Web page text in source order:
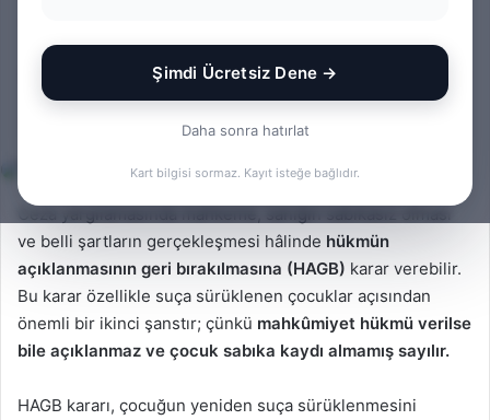
Şimdi Ücretsiz Dene →
Daha sonra hatırlat
Kart bilgisi sormaz. Kayıt isteğe bağlıdır.
Örneği (Çocuk Yargılaması)
posta
göndermek
436 1 dakika okuma süresi
ve belli şartların gerçekleşmesi hâlinde hükmün
açıklanmasının geri bırakılmasına (HAGB) karar verebilir.
Bu karar özellikle suça sürüklenen çocuklar açısından
önemli bir ikinci şanstır; çünkü mahkûmiyet hükmü verilse
bile açıklanmaz ve çocuk sabıka kaydı almamış sayılır.
HAGB kararı, çocuğun yeniden suça sürüklenmesini